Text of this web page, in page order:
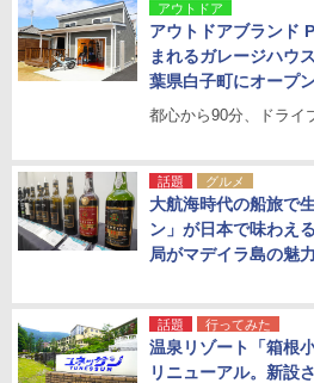
アウトドア
アウトドアブランド
まれるガレージハウ
葉県白子町にオープン
都心から90分、ドライ
話題 グルメ
大航海時代の船旅で
ン」が日本で味わえ
局がマデイラ島の魅
話題 行ってみた
温泉リゾート「箱根
リニューアル。新設